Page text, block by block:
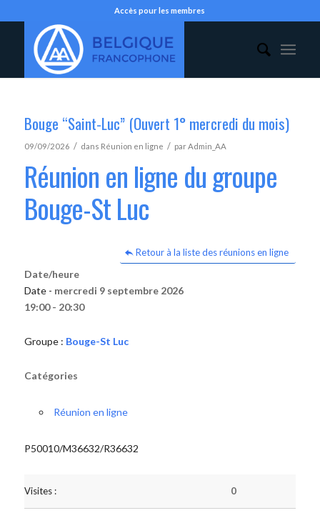
Accès pour les membres
Bouge “Saint-Luc” (Ouvert 1° mercredi du mois)
09/09/2026 / dans Réunion en ligne / parAdmin_AA
Réunion en ligne du groupe
Bouge-St Luc
Retour à la liste des réunions en ligne
Date/heure
Date - mercredi 9 septembre 2026
19:00 - 20:30
Groupe : Bouge-St Luc
Catégories
Réunion en ligne
P50010/M36632/R36632
Visites : 0